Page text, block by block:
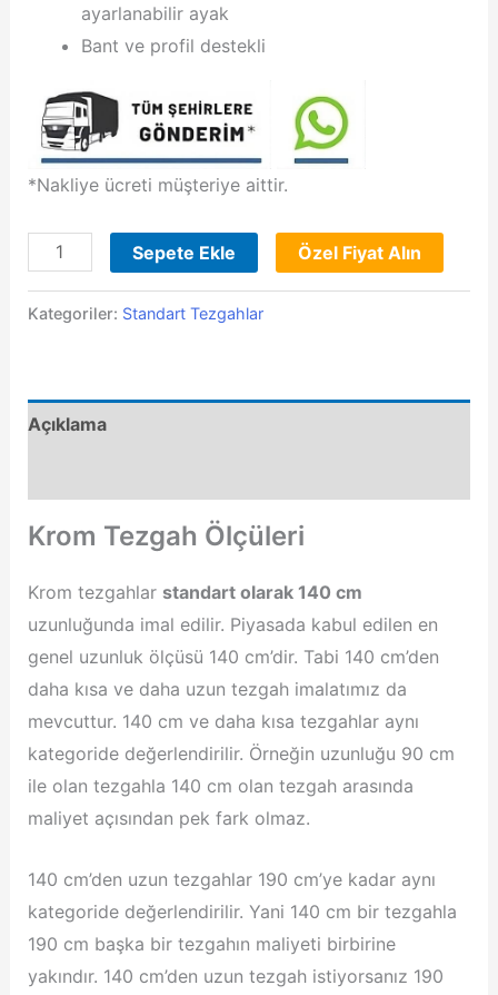
ayarlanabilir ayak
Bant ve profil destekli
*Nakliye ücreti müşteriye aittir.
Krom
Çalışma
Tezgahı
Sepete Ekle Özel Fiyat Alın
Kategoriler: Standart Tezgahlar
Açıklama
Krom Tezgah Ölçüleri
Krom tezgahlar standart olarak 140 cm
uzunluğunda imal edilir. Piyasada kabul edilen en
genel uzunluk ölçüsü 140 cm’dir. Tabi 140 cm’den
daha kısa ve daha uzun tezgah imalatımız da
mevcuttur. 140 cm ve daha kısa tezgahlar aynı
kategoride değerlendirilir. Örneğin uzunluğu 90 cm
ile olan tezgahla 140 cm olan tezgah arasında
maliyet açısından pek fark olmaz.
140 cm’den uzun tezgahlar 190 cm’ye kadar aynı
kategoride değerlendirilir. Yani 140 cm bir tezgahla
190 cm başka bir tezgahın maliyeti birbirine
yakındır. 140 cm’den uzun tezgah istiyorsanız 190